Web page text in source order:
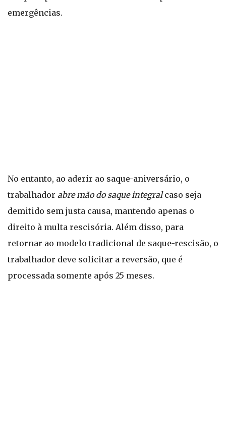
emergências.
No entanto, ao aderir ao saque-aniversário, o
trabalhador abre mão do saque integralcaso seja
demitido sem justa causa, mantendo apenas o
direito à multa rescisória. Além disso, para
retornar ao modelo tradicional de saque-rescisão, o
trabalhador deve solicitar a reversão, que é
processada somente após 25 meses.